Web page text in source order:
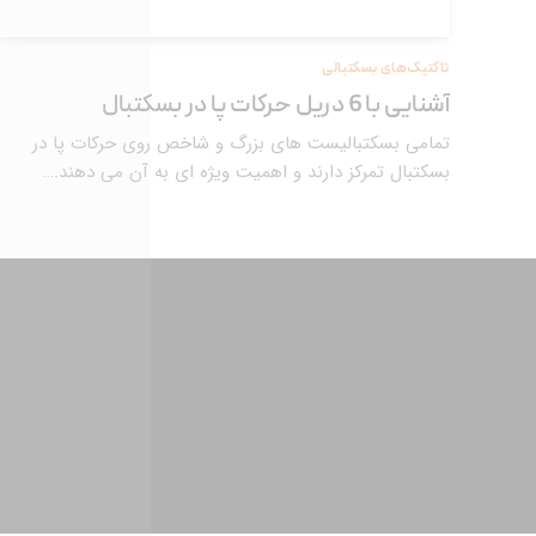
تاکتیک‌های بسکتبالی
آشنایی با 6 دریل حرکات پا در بسکتبال
تمامی بسکتبالیست های بزرگ و شاخص روی حرکات پا در
بسکتبال تمرکز دارند و اهمیت ویژه ای به آن می دهند.…